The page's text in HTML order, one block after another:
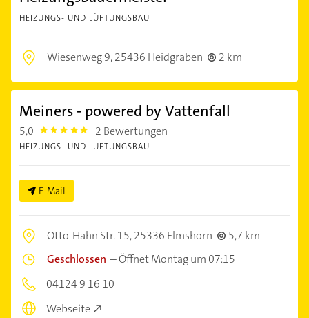
HEIZUNGS- UND LÜFTUNGSBAU
Wiesenweg 9,25436 Heidgraben 2 km
Meiners - powered by Vattenfall
5,0 5.0 2 Bewertungen
HEIZUNGS- UND LÜFTUNGSBAU
E-Mail
Otto-Hahn Str. 15,25336 Elmshorn
5,7 km
Geschlossen –Öffnet Montag um 07:15
04124 9 16 10
Webseite